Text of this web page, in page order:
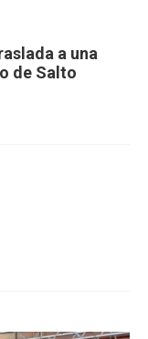
a una
de Salto